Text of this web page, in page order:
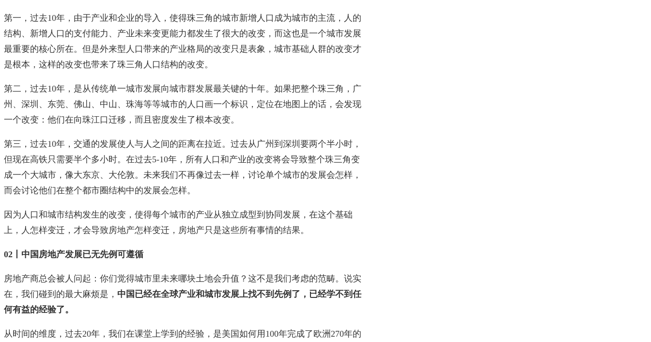
第一，过去10年，由于产业和企业的导入，使得珠三角的城市新增人口成为城市的主流，人的
结构、新增人口的支付能力、产业未来变更能力都发生了很大的改变，而这也是一个城市发展
最重要的核心所在。但是外来型人口带来的产业格局的改变只是表象，城市基础人群的改变才
是根本，这样的改变也带来了珠三角人口结构的改变。
第二，过去10年，是从传统单一城市发展向城市群发展最关键的十年。如果把整个珠三角，广
州、深圳、东莞、佛山、中山、珠海等等城市的人口画一个标识，定位在地图上的话，会发现
一个改变：他们在向珠江口迁移，而且密度发生了根本改变。
第三，过去10年，交通的发展使人与人之间的距离在拉近。过去从广州到深圳要两个半小时，
但现在高铁只需要半个多小时。在过去5-10年，所有人口和产业的改变将会导致整个珠三角变
成一个大城市，像大东京、大伦敦。未来我们不再像过去一样，讨论单个城市的发展会怎样，
而会讨论他们在整个都市圈结构中的发展会怎样。
因为人口和城市结构发生的改变，使得每个城市的产业从独立成型到协同发展，在这个基础
上，人怎样变迁，才会导致房地产怎样变迁，房地产只是这些所有事情的结果。
02丨中国房地产发展已无先例可遵循
房地产商总会被人问起：你们觉得城市里未来哪块土地会升值？这不是我们考虑的范畴。说实
在，我们碰到的最大麻烦是， 中国已经在全球产业和城市发展上找不到先例了，已经学不到任
何有益的经验了。
从时间的维度，过去20年，我们在课堂上学到的经验，是美国如何用100年完成了欧洲270年的